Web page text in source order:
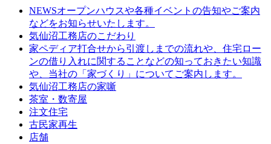
NEWSオープンハウスや各種イベントの告知やご案内
などをお知らせいたします。
気仙沼工務店のこだわり
家ペディア打合せから引渡しまでの流れや、住宅ロー
ンの借り入れに関することなどの知っておきたい知識
や、当社の「家づくり」についてご案内します。
気仙沼工務店の家噺
茶室・数寄屋
注文住宅
古民家再生
店舗